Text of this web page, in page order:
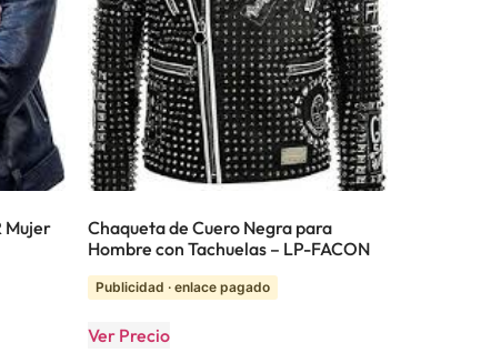
Mujer
Chaqueta de Cuero Negra para
Hombre con Tachuelas – LP-FACON
Publicidad · enlace pagado
Ver Precio